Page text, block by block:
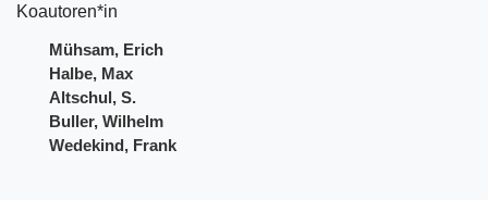
Koautoren*in
Mühsam, Erich
Halbe, Max
Altschul, S.
Buller, Wilhelm
Wedekind, Frank